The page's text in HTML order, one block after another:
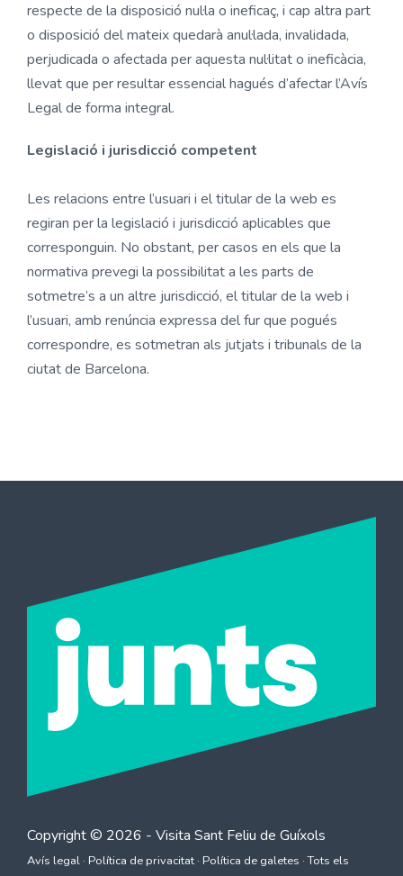
respecte de la disposició nul·la o ineficaç, i cap altra part
o disposició del mateix quedarà anul·lada, invalidada,
perjudicada o afectada per aquesta nul·litat o ineficàcia,
llevat que per resultar essencial hagués d’afectar l’Avís
Legal de forma integral.
Legislació i jurisdicció competent
Les relacions entre l’usuari i el titular de la web es
regiran per la legislació i jurisdicció aplicables que
corresponguin. No obstant, per casos en els que la
normativa prevegi la possibilitat a les parts de
sotmetre’s a un altre jurisdicció, el titular de la web i
l’usuari, amb renúncia expressa del fur que pogués
correspondre, es sotmetran als jutjats i tribunals de la
ciutat de Barcelona.
Copyright © 2026 - Visita Sant Feliu de Guíxols
Avís legal · Política de privacitat · Política de galetes · Tots els